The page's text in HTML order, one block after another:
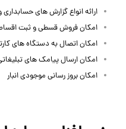
ارائه انواع گزارش های
امکان فروش قسطی و ثبت
امکان اتصال به دستگاه های
امکان ارسال پیامک های
امکان بروز رسانی موجودی انبار